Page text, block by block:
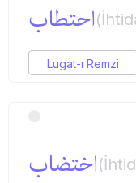
احتطاب
Lugat-ı Remzi
اختضاب